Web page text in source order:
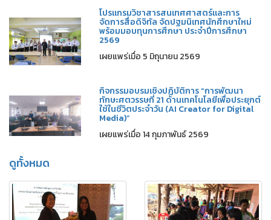
โปรแกรมวิชาสารสนเทศศาสตร์และการ
จัดการสื่อดิจิทัล จัดปฐมนิเทศนักศึกษาใหม่
พร้อมมอบทุนการศึกษา ประจำปีการศึกษา
2569
เผยแพร่เมื่อ 5 มิถุนายน 2569
กิจกรรมอบรมเชิงปฏิบัติการ “การพัฒนา
ทักษะศตวรรษที่ 21 ด้านเทคโนโลยีเพื่อประยุกต์
ใช้ในชีวิตประจำวัน (AI Creator for Digital
Media)”
เผยแพร่เมื่อ 14 กุมภาพันธ์ 2569
ดูทั้งหมด